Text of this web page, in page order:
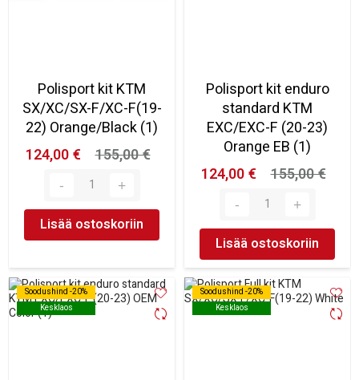
Polisport kit KTM
SX/XC/SX-F/XC-F(19-
22) Orange/Black (1)
124,00 €
155,00 €
Lisää ostoskoriin
Polisport kit enduro
standard KTM
EXC/EXC-F (20-23)
Orange EB (1)
124,00 €
155,00 €
Lisää ostoskoriin
Soodushind -20%
Kesklaos
Soodushind -20%
Kesklaos
Soodushind -20%
Kesklaos
Soodushind -20%
Kesklaos